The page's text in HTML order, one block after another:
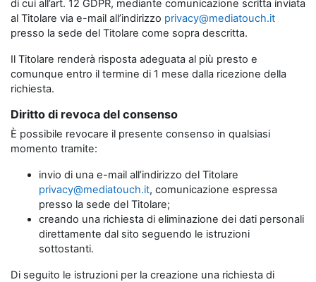
di cui all’art. 12 GDPR, mediante comunicazione scritta inviata
al Titolare via e-mail all’indirizzo privacy@mediatouch.it
presso la sede del Titolare come sopra descritta.
Il Titolare renderà risposta adeguata al più presto e
comunque entro il termine di 1 mese dalla ricezione della
richiesta.
Diritto di revoca del consenso
È possibile revocare il presente consenso in qualsiasi
momento tramite:
invio di una e-mail all’indirizzo del Titolare
privacy@mediatouch.it, comunicazione espressa
presso la sede del Titolare;
creando una richiesta di eliminazione dei dati personali
direttamente dal sito seguendo le istruzioni
sottostanti.
Di seguito le istruzioni per la creazione una richiesta di